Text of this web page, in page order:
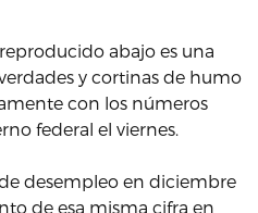
abajo es una
y cortinas de humo
con los números
federal el viernes.
desempleo en diciembre
de esa misma cifra en